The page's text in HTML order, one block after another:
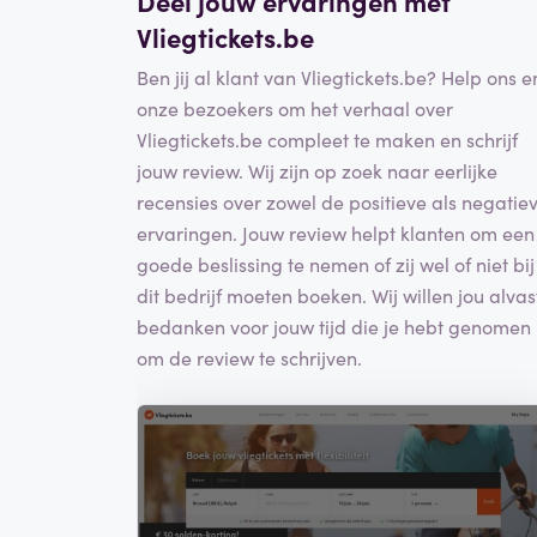
Vliegtickets.be
Ben jij al klant van Vliegtickets.be? Help ons
onze bezoekers om het verhaal over
Vliegtickets.be compleet te maken en schrijf
jouw review. Wij zijn op zoek naar eerlijke
recensies over zowel de positieve als
ervaringen. Jouw review helpt klanten om een
goede beslissing te nemen of zij wel of niet bij
dit bedrijf moeten boeken. Wij willen jou
bedanken voor jouw tijd die je hebt genomen
om de review te schrijven.